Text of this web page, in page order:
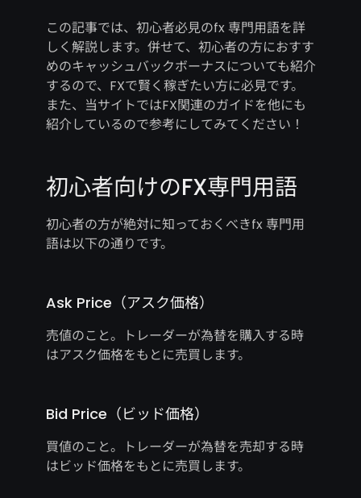
この記事では、初心者必見のfx 専門用語を詳
しく解説します。併せて、初心者の方におすす
めのキャッシュバックボーナスについても紹介
するので、FXで賢く稼ぎたい方に必見です。
また、当サイトではFX関連のガイドを他にも
紹介しているので参考にしてみてください！
初心者向けのFX専門用語
初心者の方が絶対に知っておくべきfx 専門用
語は以下の通りです。
Ask Price（アスク価格）
売値のこと。トレーダーが為替を購入する時
はアスク価格をもとに売買します。
Bid Price（ビッド価格）
買値のこと。トレーダーが為替を売却する時
はビッド価格をもとに売買します。